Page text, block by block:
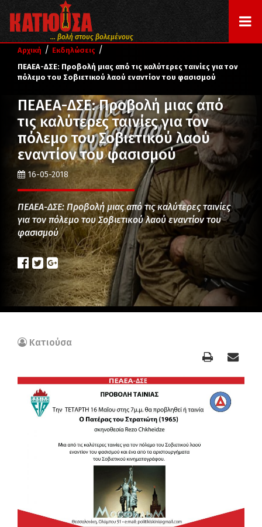
... βολή στους βολεμένους
Αρχική / Εκδηλώσεις /
ΠΕΑΕΑ-ΔΣΕ: Προβολή μιας από τις καλύτερες ταινίες για τον
πόλεμο του Σοβιετικού λαού εναντίον του φασισμού
ΠΕΑΕΑ-ΔΣΕ: Προβολή μιας από
τις καλύτερες ταινίες για τον
πόλεμο του Σοβιετικού λαού
εναντίον του φασισμού
16-05-2018
ΠΕΑΕΑ-ΔΣΕ: Προβολή μιας από τις καλύτερες ταινίες
για τον πόλεμο του Σοβιετικού λαού εναντίον του
φασισμού
Κατιούσα